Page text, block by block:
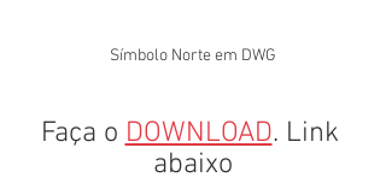
Símbolo Norte em DWG
Faça o DOWNLOAD. Link
abaixo